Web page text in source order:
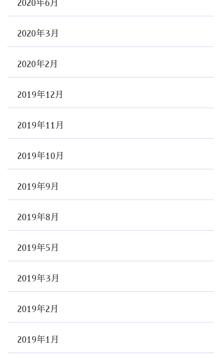
2020年6月
2020年3月
2020年2月
2019年12月
2019年11月
2019年10月
2019年9月
2019年8月
2019年5月
2019年3月
2019年2月
2019年1月